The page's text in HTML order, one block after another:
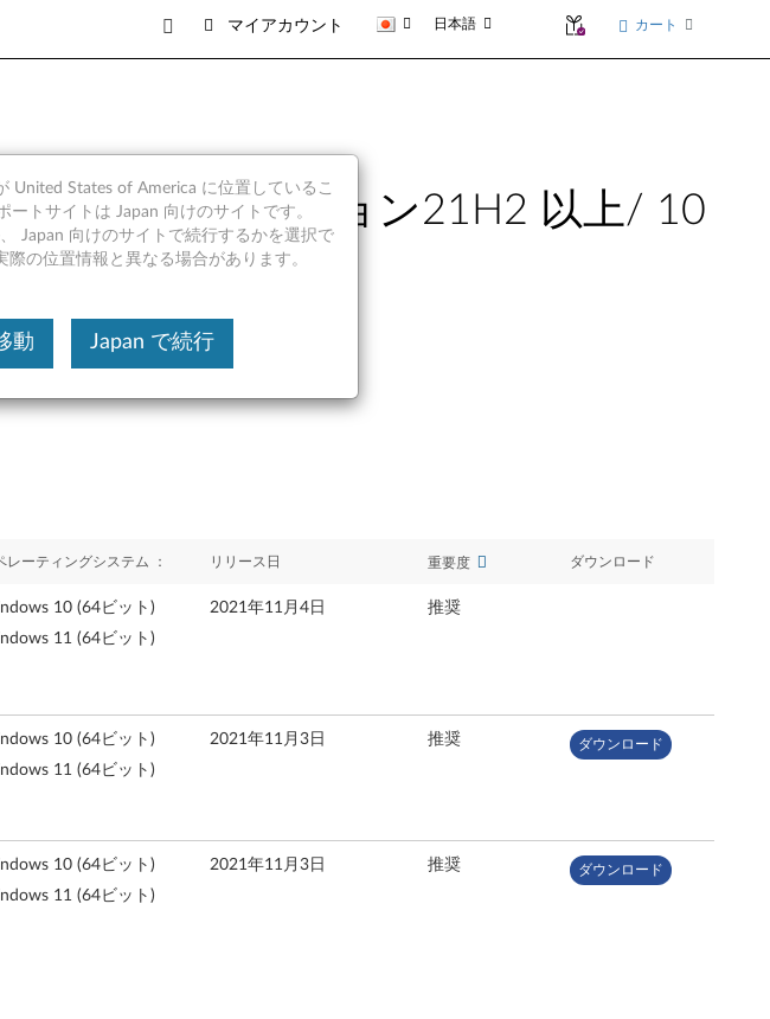
マイアカウント 日本語 カート
11 64bit バージョン21H2 以上/ 10
20KH, 20KG)
レーティングシステム ： リリース日 重要度 ダウンロード
10 (64ビット)
11 (64ビット)
2021年11月4日 推奨
10 (64ビット)
11 (64ビット)
2021年11月3日 推奨 ダウンロード
10 (64ビット)
11 (64ビット)
2021年11月3日 推奨 ダウンロード
United States of America に位置しているこ
トサイトは Japan 向けのサイトです。
Japan 向けのサイトで続行するかを選択で
の位置情報と異なる場合があります。
動 Japan で続行